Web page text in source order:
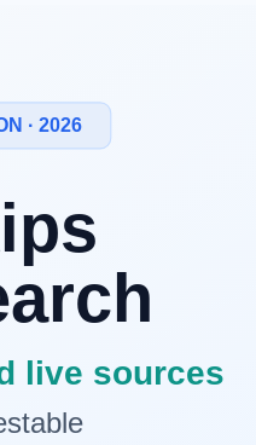
게 인류 역사상 가장 거대
본체 안에는 말이죠. 이
과 **클라우드(Cloud)**의 탄
파라미터가 동시에 연산
시작되었습니다. 그들